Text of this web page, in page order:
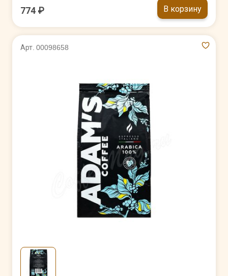
774 ₽ В корзину
Арт. 00098658